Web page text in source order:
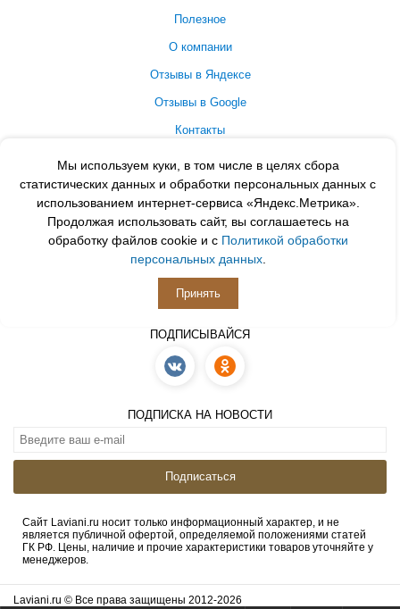
Мы используем куки, в том числе в целях сбора
статистических данных и обработки персональных данных с
использованием интернет-сервиса «Яндекс.Метрика».
Продолжая использовать сайт, вы соглашаетесь на
обработку файлов cookie и с Политикой обработки
персональных данных.
Принять
Полезное
О компании
Отзывы в Яндексе
Отзывы в Google
Контакты
Принимаем к оплате
ПОДПИСЫВАЙСЯ
ПОДПИСКА НА НОВОСТИ
Подписаться
Сайт Laviani.ru носит только информационный характер, и не
является публичной офертой, определяемой положениями статей
ГК РФ. Цены, наличие и прочие характеристики товаров уточняйте у
менеджеров.
Laviani.ru © Все права защищены 2012-2026